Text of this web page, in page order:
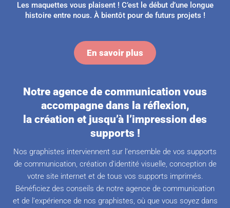
Les maquettes vous plaisent ! C’est le début d’une longue
histoire entre nous. À bientôt pour de futurs projets !
En savoir plus
Notre agence de communication vous
accompagne dans la réflexion,
la création et jusqu’à l’impression des
supports !
Nos graphistes interviennent sur l’ensemble de vos supports
de communication, création d’identité visuelle, conception de
votre site internet et de tous vos supports imprimés.
Bénéficiez des conseils de notre agence de communication
et de l’expérience de nos graphistes, où que vous soyez dans